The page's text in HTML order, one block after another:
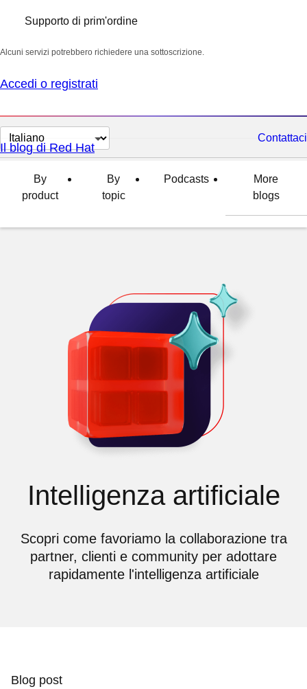
Supporto di prim'ordine
Alcuni servizi potrebbero richiedere una sottoscrizione.
Accedi o registrati
Cambia
lingua
Contattaci
Il blog di Red Hat
By
product
By
topic
Podcasts
More
blogs
Intelligenza artificiale
Scopri come favoriamo la collaborazione tra
partner, clienti e community per adottare
rapidamente l'intelligenza artificiale
Blog post